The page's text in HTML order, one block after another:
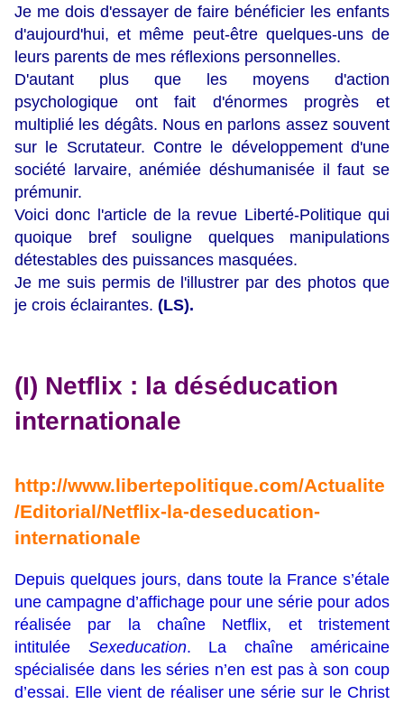
Je me dois d'essayer de faire bénéficier les enfants
d'aujourd'hui, et même peut-être quelques-uns de
leurs parents de mes réflexions personnelles.
D'autant plus que les moyens d'action
psychologique ont fait d'énormes progrès et
multiplié les dégâts. Nous en parlons assez souvent
sur le Scrutateur. Contre le développement d'une
société larvaire, anémiée déshumanisée il faut se
prémunir.
Voici donc l'article de la revue Liberté-Politique qui
quoique bref souligne quelques manipulations
détestables des puissances masquées.
Je me suis permis de l'illustrer par des photos que
je crois éclairantes. (LS).
(I) Netflix : la déséducation
internationale
http://www.libertepolitique.com/Actualite
/Editorial/Netflix-la-deseducation-
internationale
Depuis quelques jours, dans toute la France s’étale
une campagne d’affichage pour une série pour ados
réalisée par la chaîne Netflix, et tristement
intitulée Sexeducation. La chaîne américaine
spécialisée dans les séries n’en est pas à son coup
d’essai. Elle vient de réaliser une série sur le Christ